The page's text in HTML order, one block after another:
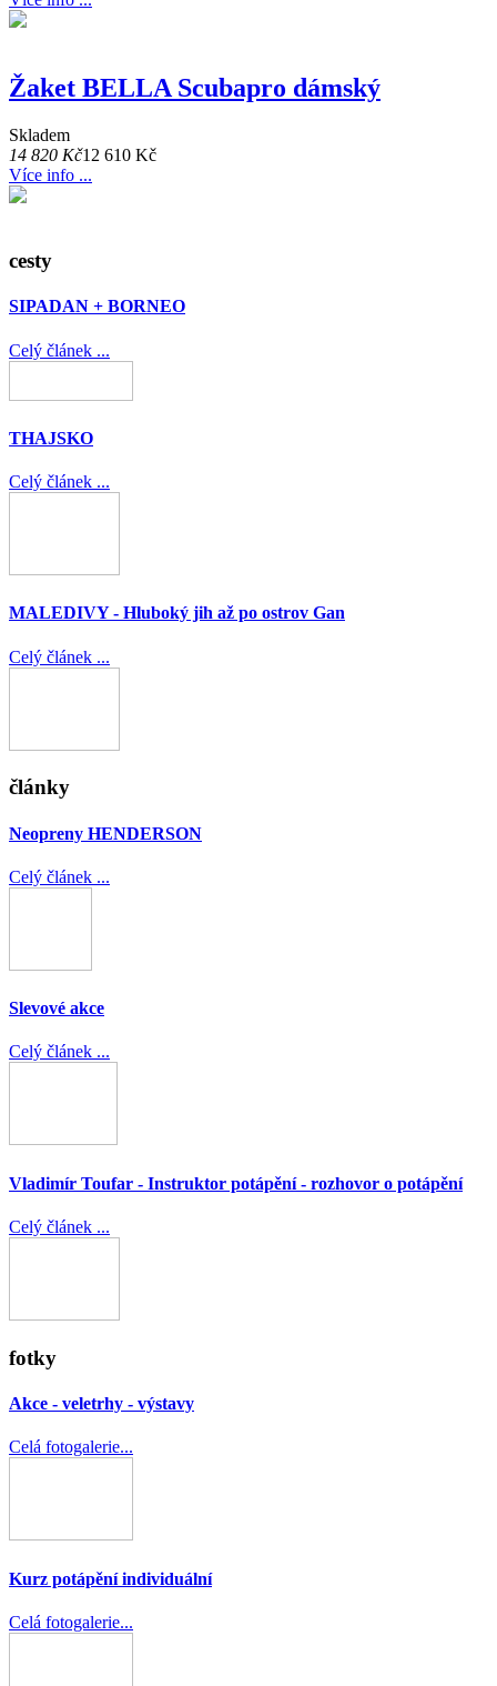
Žaket BELLA Scubapro dámský
Skladem
14 820 Kč12 610 Kč
Více info ...
cesty
SIPADAN + BORNEO
Celý článek ...
THAJSKO
Celý článek ...
MALEDIVY - Hluboký jih až po ostrov Gan
Celý článek ...
články
Neopreny HENDERSON
Celý článek ...
Slevové akce
Celý článek ...
Vladimír Toufar - Instruktor potápění - rozhovor o potápění
Celý článek ...
fotky
Akce - veletrhy - výstavy
Celá fotogalerie...
Kurz potápění individuální
Celá fotogalerie...